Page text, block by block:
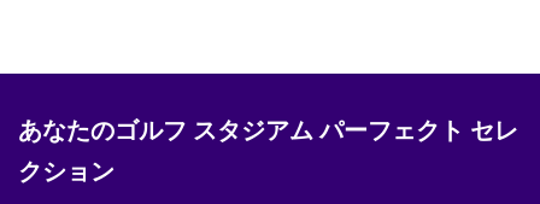
あなたのゴルフ スタジアム パーフェクト セレ
クション